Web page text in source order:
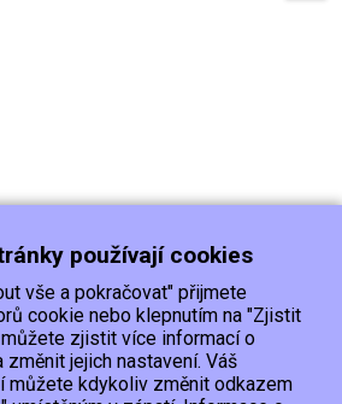
Kontakt/Reklamace
používají cookies
vše a pokračovat" přijmete
cookie nebo klepnutím na "Zjistit
zjistit více informací o
jejich nastavení. Váš
můžete kdykoliv změnit odkazem